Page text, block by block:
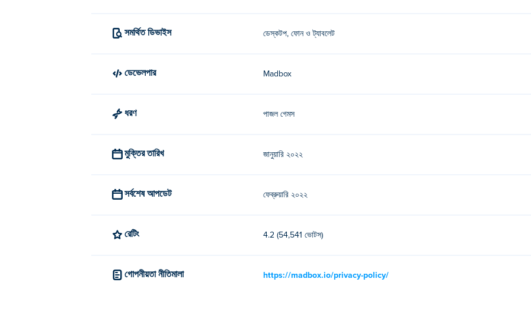
সমর্থিত ডিভাইস ডেস্কটপ, ফোন ও ট্যাবলেট
ডেভেলপার Madbox
ধরণ পাজল গেমস
মুক্তির তারিখ জানুয়ারি ২০২২
সর্বশেষ আপডেট ফেব্রুয়ারি ২০২২
রেটিং 4.2 (54,541 ভোটস)
গোপনীয়তা নীতিমালা https://madbox.io/privacy-policy/